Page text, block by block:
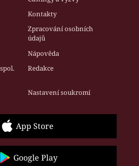
Kontakty
Zpracování osobních
údajů
Nápověda
Redakce
Nastavení soukromí
App Store
Google Play